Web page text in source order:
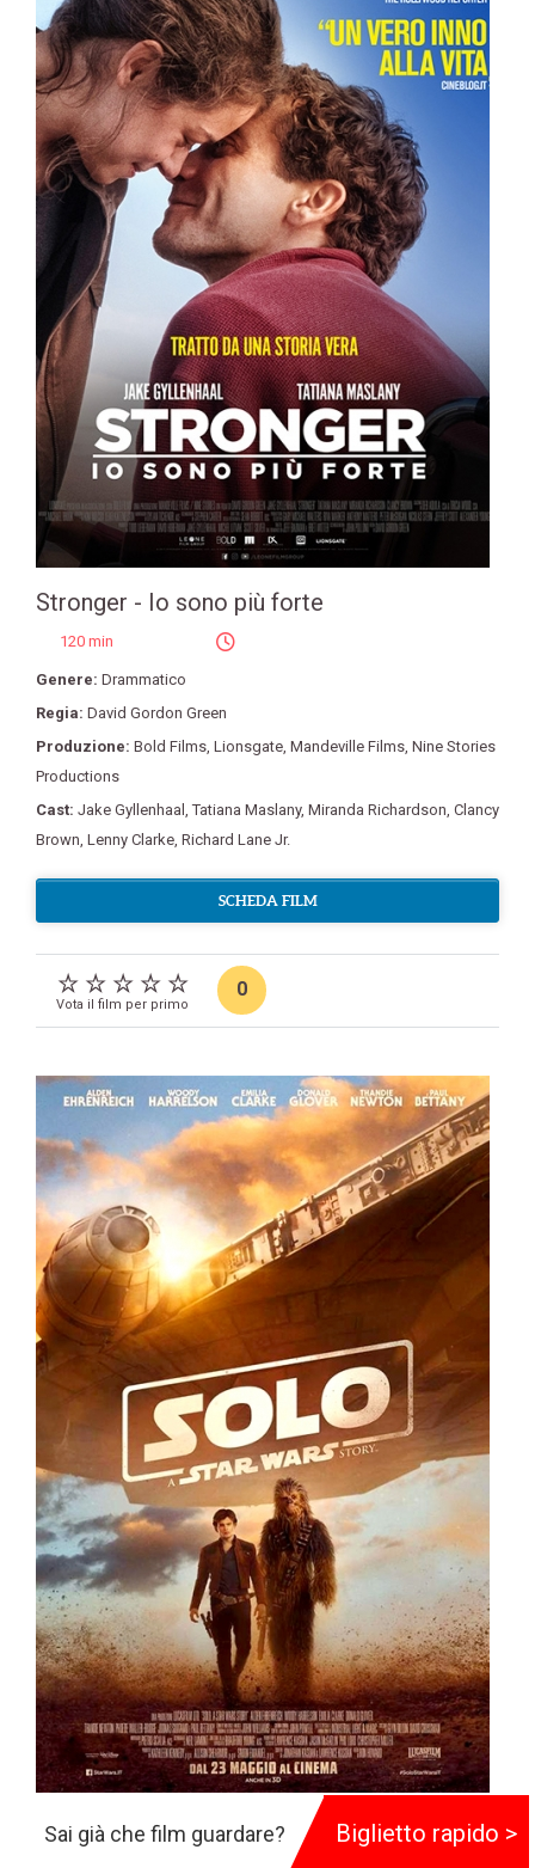
Stronger - Io sono più forte
120 min
Genere: Drammatico
Regia: David Gordon Green
Produzione: Bold Films Lionsgate Mandeville Films Nine Stories
Productions
Cast: Jake Gyllenhaal ,Tatiana Maslany, Miranda Richardson Clancy
Brown Lenny Clarke Richard Lane Jr.
SCHEDA FILM
Vota il film per primo
0
Solo: A Star Wars Story
Sai già che film guardare? Biglietto rapido >